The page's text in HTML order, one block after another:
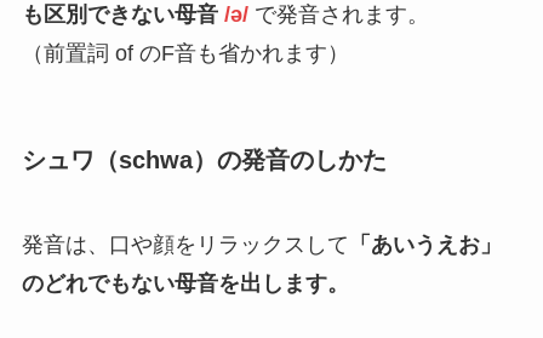
も区別できない母音 /ə/ で発音されます。
（前置詞 of のF音も省かれます）
シュワ（schwa）の発音のしかた
発音は、口や顔をリラックスして 「あいうえお」
のどれでもない母音を出します。